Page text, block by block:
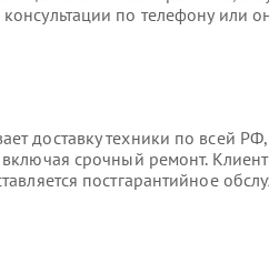
по телефону или
доставку техники по всей
срочный ремонт.
постгарантийное